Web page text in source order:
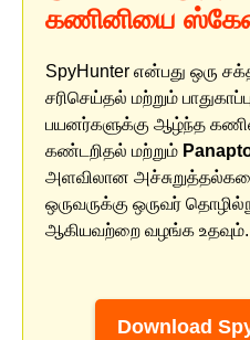
கணினியை
SpyHunter என்பது ஒரு
சரிசெய்தல் மற்றும்
பயனர்களுக்கு ஆழ்ந்த கணினி
கண்டறிதல் மற்றும்
அளவிலான
ஒருவருக்கு ஒருவர்
ஆகியவற்றை வழங்க உதவும்.
Download